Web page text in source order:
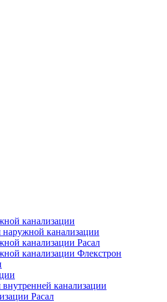
канализации
канализации
канализации Расал
канализации Флекстрон
канализации
Расал